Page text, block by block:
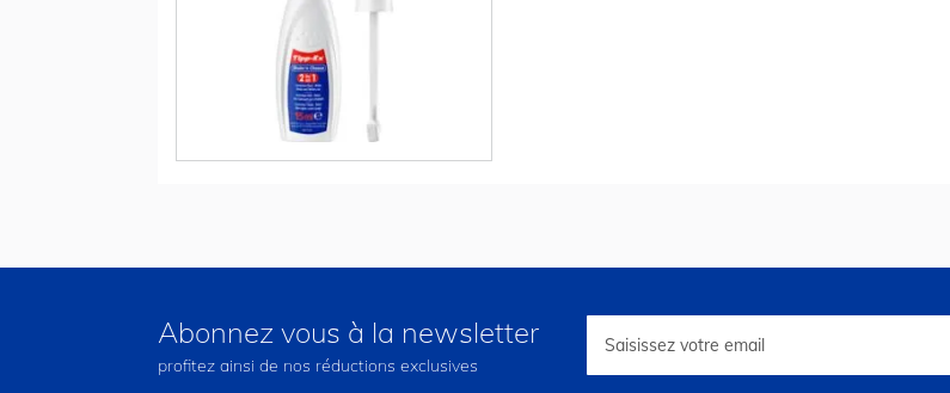
Abonnez vous à la newsletter
profitez ainsi de nos réductions exclusives
lettre